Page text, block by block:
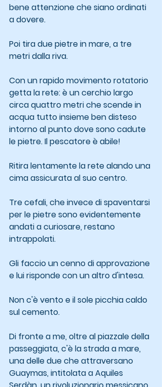
bene attenzione che siano ordinati
a dovere.
Poi tira due pietre in mare, a tre
metri dalla riva.
Con un rapido movimento rotatorio
getta la rete: è un cerchio largo
circa quattro metri che scende in
acqua tutto insieme ben disteso
intorno al punto dove sono cadute
le pietre. Il pescatore è abile!
Ritira lentamente la rete alando una
cima assicurata al suo centro.
Tre cefali, che invece di spaventarsi
per le pietre sono evidentemente
andati a curiosare, restano
intrappolati.
Gli faccio un cenno di approvazione
e lui risponde con un altro d'intesa.
Non c'è vento e il sole picchia caldo
sul cemento.
Di fronte a me, oltre al piazzale della
passeggiata, c'è la strada a mare,
una delle due che attraversano
Guaymas, intitolata a Aquiles